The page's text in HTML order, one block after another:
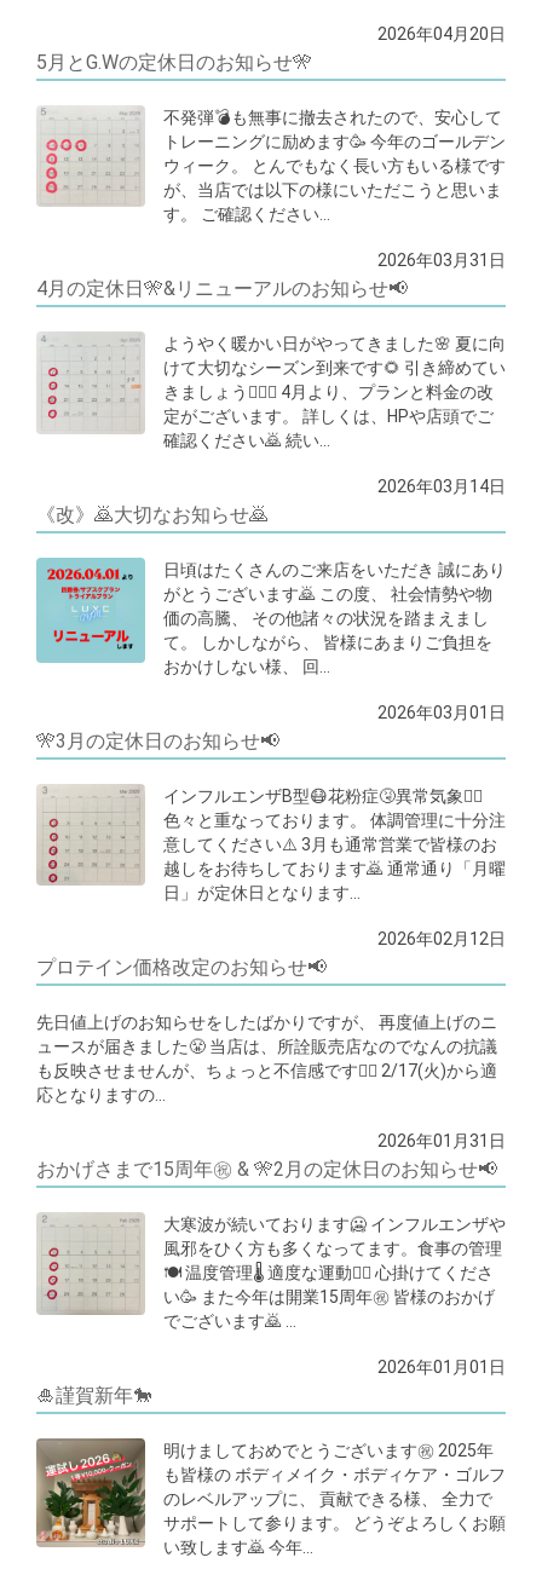
5月とG.Wの定休日のお知らせ🎌
2026年04月20日
不発弾💣も無事に撤去されたので、安心して
トレーニングに励めます🥳 今年のゴールデン
ウィーク。 とんでもなく長い方もいる様です
が、当店では以下の様にいただこうと思いま
す。 ご確認ください…
4月の定休日🎌&リニューアルのお知らせ📢
2026年03月31日
ようやく暖かい日がやってきました🌸 夏に向
けて大切なシーズン到来です🌻 引き締めてい
きましょう🏋🏾‍♂️ 4月より、プランと料金の改
定がございます。 詳しくは、HPや店頭でご
確認ください🙇 続い…
《改》🙇大切なお知らせ🙇
2026年03月14日
日頃はたくさんのご来店をいただき 誠にあり
がとうございます🙇 この度、 社会情勢や物
価の高騰、 その他諸々の状況を踏まえまし
て。 しかしながら、 皆様にあまりご負担を
おかけしない様、 回…
🎌3月の定休日のお知らせ📢
2026年03月01日
インフルエンザB型😷花粉症🤧異常気象😵‍💫
色々と重なっております。 体調管理に十分注
意してください⚠️ 3月も通常営業で皆様のお
越しをお待ちしております🙇 通常通り「月曜
日」が定休日となります…
プロテイン価格改定のお知らせ📢
2026年02月12日
先日値上げのお知らせをしたばかりですが、 再度値上げのニ
ュースが届きました😤 当店は、所詮販売店なのでなんの抗議
も反映させませんが、ちょっと不信感です😮‍💨 2/17(火)から適
応となりますの…
おかげさまで15周年㊗️ & 🎌2月の定休日のお知らせ📢
2026年01月31日
大寒波が続いております🥶 インフルエンザや
風邪をひく方も多くなってます。食事の管理
🍽️ 温度管理🌡️ 適度な運動🏋️‍♀️ 心掛けてくださ
い🥳 また今年は開業15周年㊗️ 皆様のおかげ
でございます🙇 …
🎍謹賀新年🐎
2026年01月01日
明けましておめでとうございます㊗️ 2025年
も皆様の ボディメイク・ボディケア・ゴルフ
のレベルアップに、 貢献できる様、 全力で
サポートして参ります。 どうぞよろしくお願
い致します🙇 今年…